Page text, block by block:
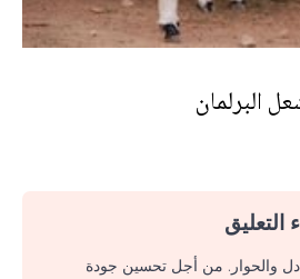
البرلمان
والحوار. من أجل تحسين جودة